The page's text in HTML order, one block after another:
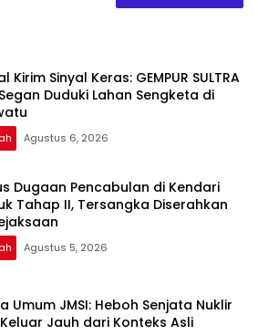
Kirim Sinyal Keras: GEMPUR SULTRA
Duduki Lahan Sengketa di
Agustus 6, 2026
Dugaan Pencabulan di Kendari
Tahap II, Tersangka Diserahkan
Agustus 5, 2026
Umum JMSI: Heboh Senjata Nuklir
Jauh dari Konteks Asli